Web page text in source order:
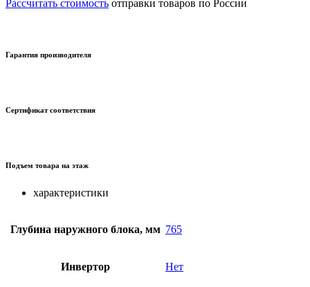
Рассчитать стоимость отправки товаров по России
Гарантия производителя
Сертификат соответствия
Подъем товара на этаж
характеристики
Глубина наружного блока, мм 765
Инвертор Нет